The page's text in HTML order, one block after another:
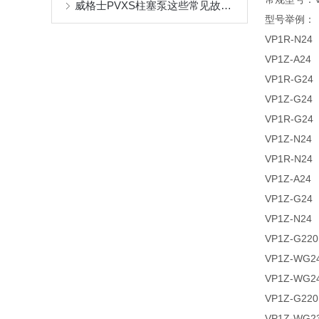
威格士PVXS柱塞泵这些常见故障，教你怎么处理
型号举例：
VP1R-N24
VP1Z-A24
VP1R-G24
VP1Z-G24
VP1R-G24
VP1Z-N24
VP1R-N24
VP1Z-A24
VP1Z-G24
VP1Z-N24
VP1Z-G220
VP1Z-
VP1Z-
VP1Z-G220